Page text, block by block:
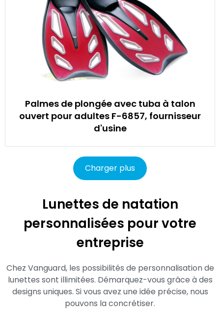
Palmes de plongée avec tuba à talon
ouvert pour adultes F-6857, fournisseur
d'usine
Charger plus
Lunettes de natation
personnalisées pour votre
entreprise
Chez Vanguard, les possibilités de personnalisation de
lunettes sont illimitées. Démarquez-vous grâce à des
designs uniques. Si vous avez une idée précise, nous
pouvons la concrétiser.